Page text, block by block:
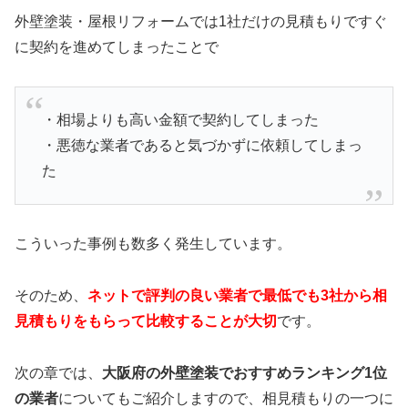
外壁塗装・屋根リフォームでは1社だけの見積もりですぐ
に契約を進めてしまったことで
・相場よりも高い金額で契約してしまった
・悪徳な業者であると気づかずに依頼してしまっ
た
こういった事例も数多く発生しています。
そのため、 ネットで評判の良い業者で最低でも3社から相
見積もりをもらって比較することが大切です。
次の章では、 大阪府の外壁塗装でおすすめランキング1位
の業者についてもご紹介しますので、相見積もりの一つに